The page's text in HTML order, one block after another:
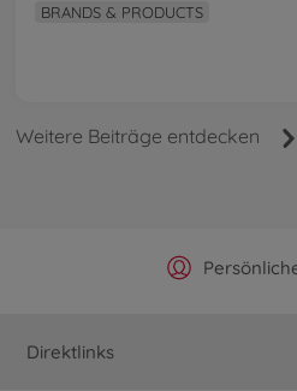
BRANDS & PRODUCTS
Weitere Beiträge entdecken
Offizieller
Schnelle
Direktlinks